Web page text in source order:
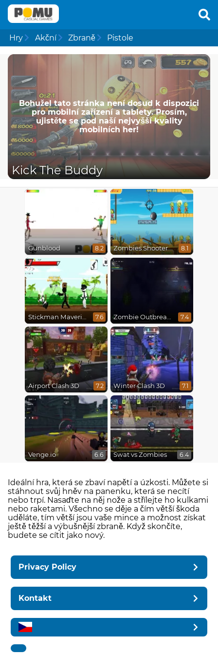
Hry Akční Zbraně Pistole
Bohužel tato stránka není dosud k dispozici
pro mobilní zařízení a tablety. Prosím,
ujistěte se pod naší nejvyšší kvality
mobilních her!
Kick The Buddy
Gunblood 8.2 Zombies Shooter 8.1
Stickman Maverick: Bad Boys Killer 7.6 Zombie Outbreak Arena 7.4
Airport Clash 3D 7.2 Winter Clash 3D 7.1
Venge.io 6.6 Swat vs Zombies 6.4
Ideální hra, která se zbaví napětí a úzkosti. Můžete si
stáhnout svůj hněv na panenku, která se necítí
nebo trpí. Nasaďte na něj nože a střílejte ho kulkami
nebo raketami. Všechno se děje a čím větší škoda
uděláte, tím větší jsou vaše mince a možnost získat
ještě těžší a výbušnější zbraně. Když skončíte,
budete se cítit jako nový.
Privacy Policy
Kontakt